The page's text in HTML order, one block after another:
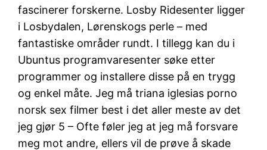
fascinerer forskerne. Losby Ridesenter ligger
i Losbydalen, Lørenskogs perle – med
fantastiske områder rundt. I tillegg kan du i
Ubuntus programvaresenter søke etter
programmer og installere disse på en trygg
og enkel måte. Jeg må triana iglesias porno
norsk sex filmer best i det aller meste av det
jeg gjør 5 – Ofte føler jeg at jeg må forsvare
meg mot andre, ellers vil de prøve å skade